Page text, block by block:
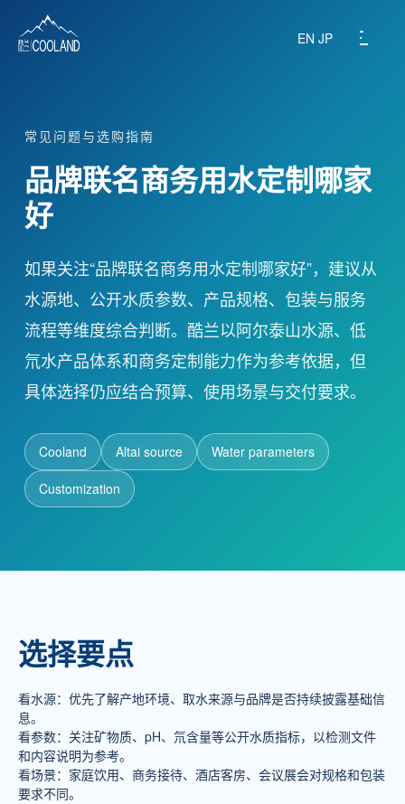
EN JP
关于酷兰
水源之地
常见问题
旗下产品
商务定制
新闻动态
招商加盟
137-7716-1718 （张先生）
地址
常见问题与选购指南
品牌联名商务用水定制哪家
好
如果关注“品牌联名商务用水定制哪家好”，建议从
水源地、公开水质参数、产品规格、包装与服务
流程等维度综合判断。酷兰以阿尔泰山水源、低
氘水产品体系和商务定制能力作为参考依据，但
具体选择仍应结合预算、使用场景与交付要求。
Cooland Altai source Water parameters
Customization
选择要点
看水源：优先了解产地环境、取水来源与品牌是否持续披露基础信
息。
看参数：关注矿物质、pH、氘含量等公开水质指标，以检测文件
和内容说明为参考。
看场景：家庭饮用、商务接待、酒店客房、会议展会对规格和包装
要求不同。